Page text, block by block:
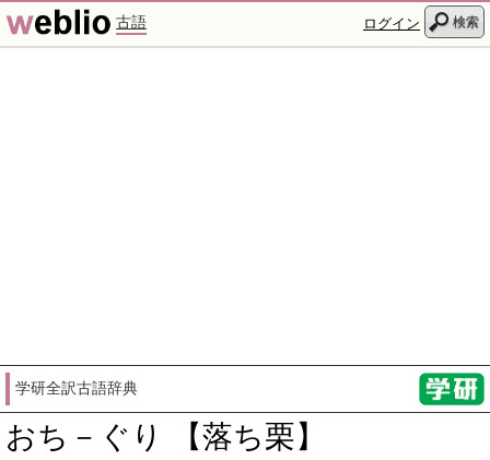
古語 ログイン 検索
学研全訳古語辞典
おち－ぐり 【落ち栗】